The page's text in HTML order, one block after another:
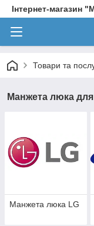
Інтернет-магазин
Товари та
Манжета люка
Манжета люка LG